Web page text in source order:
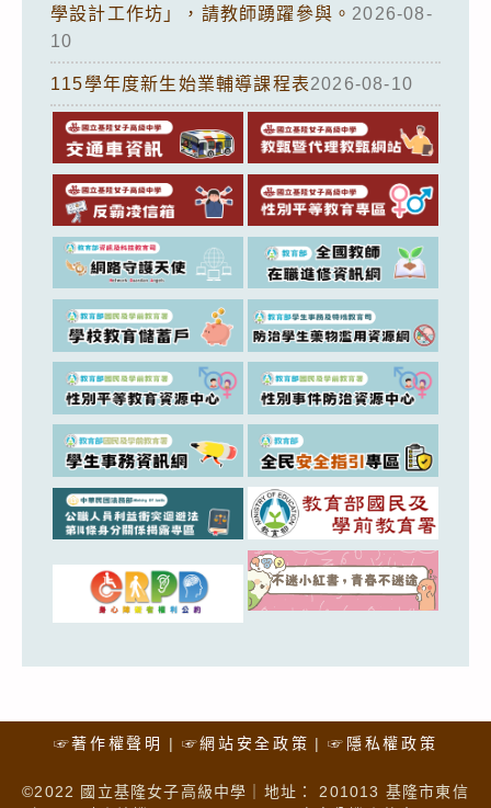
學設計工作坊」，請教師踴躍參與。 2026-08-
10
115學年度新生始業輔導課程表2026-08-10
☞著作權聲明 ☞網站安全政策 ☞隱私權政策
©2022 國立基隆女子高級中學｜地址： 201013 基隆市東信